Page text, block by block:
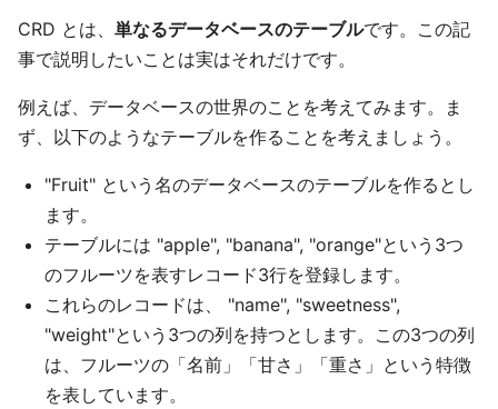
CRD とは、 単なるデータベースのテーブルです。この記
事で説明したいことは実はそれだけです。
例えば、データベースの世界のことを考えてみます。ま
ず、以下のようなテーブルを作ることを考えましょう。
"Fruit" という名のデータベースのテーブルを作るとし
ます。
テーブルには "apple", "banana", "orange"という3つ
のフルーツを表すレコード3行を登録します。
これらのレコードは、 "name", "sweetness",
"weight"という3つの列を持つとします。この3つの列
は、フルーツの「名前」「甘さ」「重さ」という特徴
を表しています。